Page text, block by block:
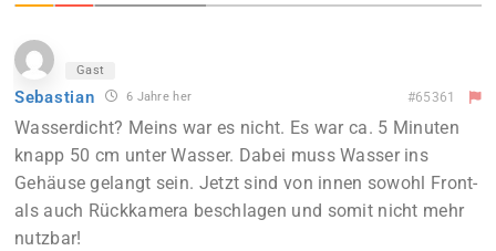
Gast
Sebastian 6 Jahre her #65361
Wasserdicht? Meins war es nicht. Es war ca. 5 Minuten
knapp 50 cm unter Wasser. Dabei muss Wasser ins
Gehäuse gelangt sein. Jetzt sind von innen sowohl Front-
als auch Rückkamera beschlagen und somit nicht mehr
nutzbar!